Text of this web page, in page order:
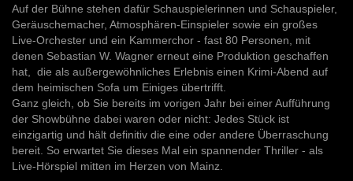
Auf der Bühne stehen dafür Schauspielerinnen und Schauspieler,
Geräuschemacher, Atmosphären-Einspieler sowie ein großes
Live-Orchester und ein Kammerchor - fast 80 Personen, mit
denen Sebastian W. Wagner erneut eine Produktion geschaffen
hat,
die als außergewöhnliches Erlebnis einen Krimi-Abend auf
dem heimischen Sofa um Einiges übertrifft.
Ganz gleich, ob Sie bereits im vorigen Jahr bei einer Aufführung
der Showbühne dabei waren oder nicht: Jedes Stück ist
einzigartig und hält definitiv die eine oder andere Überraschung
bereit. So erwartet Sie dieses Mal ein spannender Thriller - als
Live-Hörspiel mitten im Herzen von Mainz.